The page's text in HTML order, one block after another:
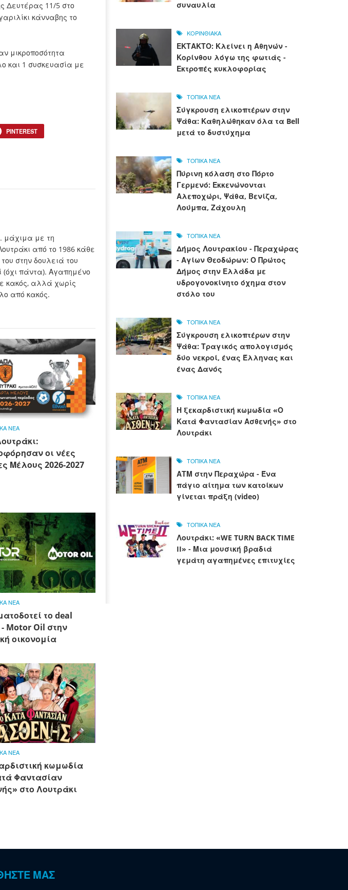
Δευτέρας 11/5 στο
κάνναβης το
μικροποσότητα
και 1 συσκευασία με
PINTEREST
μάχιμα με τη
από το 1986 κάθε
στην δουλειά του
(όχι πάντα). Αγαπημένο
κακός, αλλά χωρίς
από κακός.
ΝΕΑ
οι νέες
Μέλους 2026-2027
ΝΕΑ
το deal
Motor Oil στην
οικονομία
ΝΕΑ
κωμωδία
Φαντασίαν
στο Λουτράκι
συναυλία
ΚΟΡΙΝΘΙΑΚΑ
ΕΚΤΑΚΤΟ: Κλείνει η Αθηνών -
Κορίνθου λόγω της φωτιάς -
Εκτροπές κυκλοφορίας
ΤΟΠΙΚΑ ΝΕΑ
Σύγκρουση ελικοπτέρων στην
Ψάθα: Καθηλώθηκαν όλα τα Bell
μετά το δυστύχημα
ΤΟΠΙΚΑ ΝΕΑ
Πύρινη κόλαση στο Πόρτο
Γερμενό: Εκκενώνονται
Αλεποχώρι, Ψάθα, Βενίζα,
Λούμπα, Ζάχουλη
ΤΟΠΙΚΑ ΝΕΑ
Δήμος Λουτρακίου - Περαχώρας
- Αγίων Θεοδώρων: Ο Πρώτος
Δήμος στην Ελλάδα με
υδρογονοκίνητο όχημα στον
στόλο του
ΤΟΠΙΚΑ ΝΕΑ
Σύγκρουση ελικοπτέρων στην
Ψάθα: Τραγικός απολογισμός
δύο νεκροί, ένας Έλληνας και
ένας Δανός
ΤΟΠΙΚΑ ΝΕΑ
Η ξεκαρδιστική κωμωδία «Ο
Κατά Φαντασίαν Ασθενής» στο
Λουτράκι
ΤΟΠΙΚΑ ΝΕΑ
ΑΤΜ στην Περαχώρα - Ένα
πάγιο αίτημα των κατοίκων
γίνεται πράξη (video)
ΤΟΠΙΚΑ ΝΕΑ
Λουτράκι: «WE TURN BACK TIME
II» - Μια μουσική βραδιά
γεμάτη αγαπημένες επιτυχίες
ΜΑΣ